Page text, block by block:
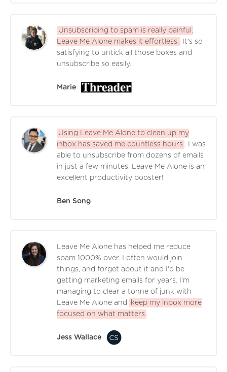
Unsubscribing to spam is really painful.
Leave Me Alone makes it effortless.
It's so
satisfying to untick all those boxes and
unsubscribe so easily.
Marie
Using Leave Me Alone to clean up my
inbox has saved me countless hours
. I was
able to unsubscribe from dozens of emails
in just a few minutes. Leave Me Alone is an
excellent productivity booster!
Ben Song
Leave Me Alone has helped me reduce
spam 1000% over. I often would join
things, and forget about it and I'd be
getting marketing emails for years. I'm
managing to clear a tonne of junk with
Leave Me Alone and
keep my inbox more
focused on what matters
Jess Wallace